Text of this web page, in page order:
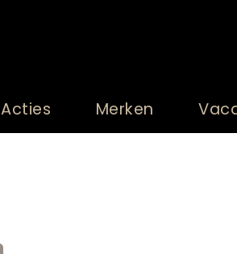
Acties Merken